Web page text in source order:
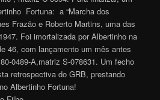
Fortuna: a “Marcha dos
Frazão e Roberto Martins, uma das
Foi imortalizada por Albertinho na
46, com lançamento um mês antes
0489-A,matriz S-078631. Um fecho
retrospectiva do GRB, prestando
Albertinho Fortuna!